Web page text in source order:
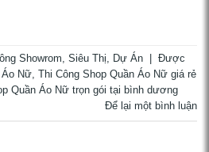
Showrom, Siêu Thị, Dự Án
Được
Áo Nữ, Thi Công Shop Quần Áo Nữ giá rẻ
Quần Áo Nữ trọn gói tại bình dương
Để lại một bình luận